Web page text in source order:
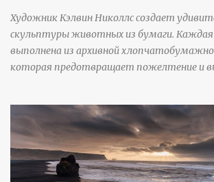
Художник Кэлвин Николлс создает
скульптуры животных из бумаги.
выполнена из архивной
которая предотвращает пожелтение и
инструменты для текстурирования,
вылепить каждую деталь. источник
https://calvinnicholls.com/